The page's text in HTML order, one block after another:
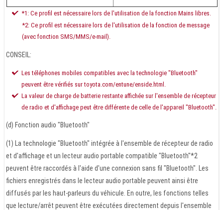
*1: Ce profil est nécessaire lors de l'utilisation de la fonction Mains libres.
*2: Ce profil est nécessaire lors de l'utilisation de la fonction de message
(avec fonction SMS/MMS/e-mail).
CONSEIL:
Les téléphones mobiles compatibles avec la technologie "Bluetooth"
peuvent être vérifiés sur toyota.com/entune/enside.html.
La valeur de charge de batterie restante affichée sur l'ensemble de récepteur
de radio et d'affichage peut être différente de celle de l'appareil "Bluetooth".
(d) Fonction audio "Bluetooth"
(1) La technologie "Bluetooth" intégrée à l'ensemble de récepteur de radio
et d'affichage et un lecteur audio portable compatible "Bluetooth"*2
peuvent être raccordés à l'aide d'une connexion sans fil "Bluetooth". Les
fichiers enregistrés dans le lecteur audio portable peuvent ainsi être
diffusés par les haut-parleurs du véhicule. En outre, les fonctions telles
que lecture/arrêt peuvent être exécutées directement depuis l'ensemble